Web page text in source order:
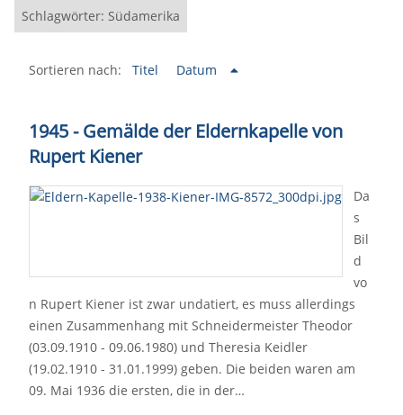
Schlagwörter: Südamerika
Sortieren nach: Titel Datum
1945 - Gemälde der Eldernkapelle von
Rupert Kiener
Da
s
Bil
d
vo
n Rupert Kiener ist zwar undatiert, es muss allerdings
einen Zusammenhang mit Schneidermeister Theodor
(03.09.1910 - 09.06.1980) und Theresia Keidler
(19.02.1910 - 31.01.1999) geben. Die beiden waren am
09. Mai 1936 die ersten, die in der…